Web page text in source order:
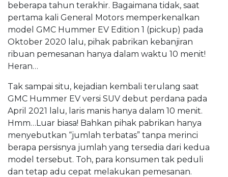
beberapa tahun terakhir. Bagaimana tidak, saat
pertama kali General Motors memperkenalkan
model GMC Hummer EV Edition 1 (pickup) pada
Oktober 2020 lalu, pihak pabrikan kebanjiran
ribuan pemesanan hanya dalam waktu 10 menit!
Heran…
Tak sampai situ, kejadian kembali terulang saat
GMC Hummer EV versi SUV debut perdana pada
April 2021 lalu, laris manis hanya dalam 10 menit.
Hmm…Luar biasa! Bahkan pihak pabrikan hanya
menyebutkan “jumlah terbatas” tanpa merinci
berapa persisnya jumlah yang tersedia dari kedua
model tersebut. Toh, para konsumen tak peduli
dan tetap adu cepat melakukan pemesanan.